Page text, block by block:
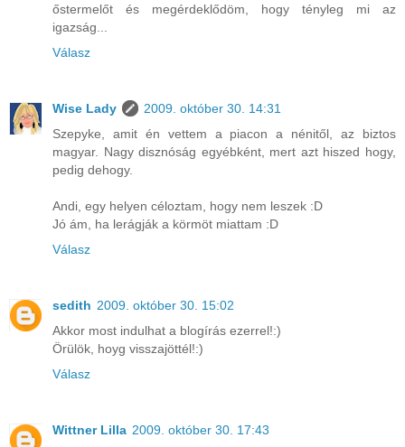
őstermelőt és megérdeklődöm, hogy tényleg mi az
igazság...
Válasz
Wise Lady
2009. október 30. 14:31
Szepyke, amit én vettem a piacon a nénitől, az biztos
magyar. Nagy disznóság egyébként, mert azt hiszed hogy,
pedig dehogy.
Andi, egy helyen céloztam, hogy nem leszek :D
Jó ám, ha lerágják a körmöt miattam :D
Válasz
sedith 2009. október 30. 15:02
Akkor most indulhat a blogírás ezerrel!:)
Örülök, hoyg visszajöttél!:)
Válasz
Wittner Lilla 2009. október 30. 17:43